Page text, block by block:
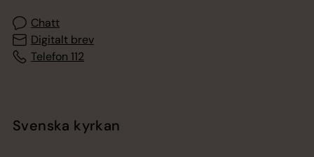
Chatt
Digitalt brev
Telefon 112
Svenska kyrkan